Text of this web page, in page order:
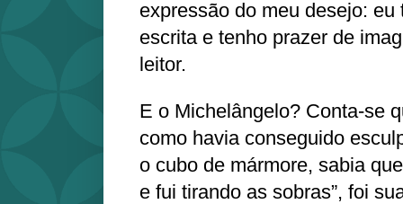
expressão do meu desejo: eu
escrita e tenho prazer de
leitor.
E o Michelângelo? Conta-se
como havia conseguido
o cubo de mármore, sabia
e fui tirando as sobras”, foi